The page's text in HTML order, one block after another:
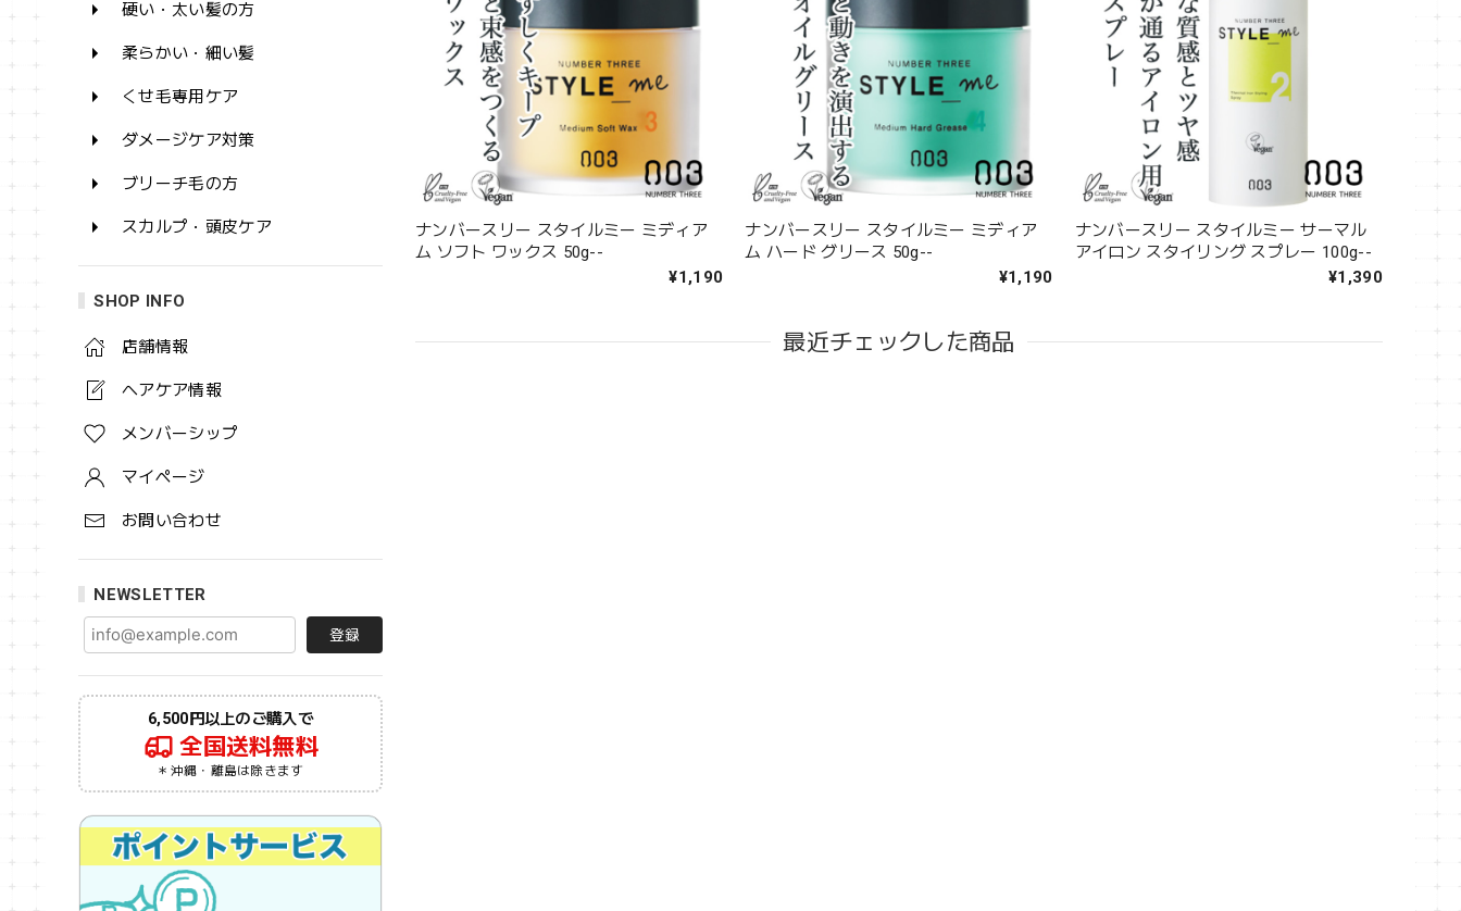
硬い・太い髪の方
柔らかい・細い髪
くせ毛専用ケア
ダメージケア対策
ブリーチ毛の方
スカルプ・頭皮ケア
SHOP INFO
店舗情報
ヘアケア情報
メンバーシップ
マイページ
お問い合わせ
NEWSLETTER
登録
6,500円以上のご購入で
全国送料無料
＊沖縄・離島は除きます
ナンバースリー スタイルミー ミディア
ム ソフト ワックス 50g--
¥1,190
ナンバースリー スタイルミー ミディア
ム ハード グリース 50g--
¥1,190
ナンバースリー スタイルミー サーマル
アイロン スタイリング スプレー 100g--
¥1,390
最近チェックした商品